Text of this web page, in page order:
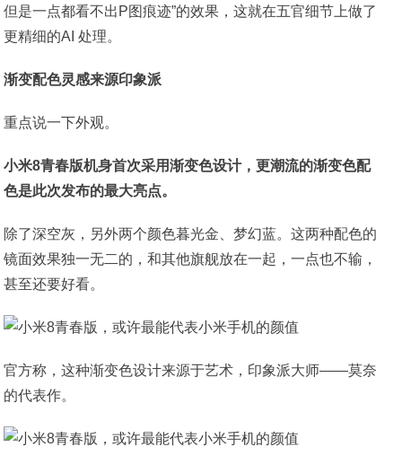
但是一点都看不出P图痕迹”的效果，这就在五官细节上做了
更精细的AI 处理。
渐变配色灵感来源印象派
重点说一下外观。
小米8青春版机身首次采用渐变色设计，更潮流的渐变色配
色是此次发布的最大亮点。
除了深空灰，另外两个颜色暮光金、梦幻蓝。这两种配色的
镜面效果独一无二的，和其他旗舰放在一起，一点也不输，
甚至还要好看。
官方称，这种渐变色设计来源于艺术，印象派大师——莫奈
的代表作。